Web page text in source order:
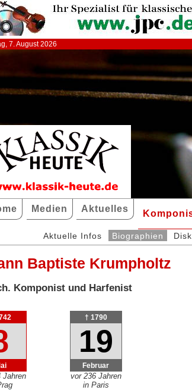
7. August 2026
Medien Aktuelles
Aktuelle Infos Biographien
Baptiste Krumpholtz
Komponist und Harfenist
Jahren
† 1790
19
Februar
vor 236 Jahren
in Paris